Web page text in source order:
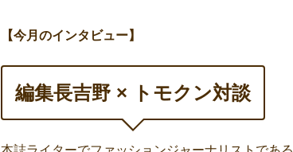
【今月のインタビュー】
編集長吉野 × トモクン対談